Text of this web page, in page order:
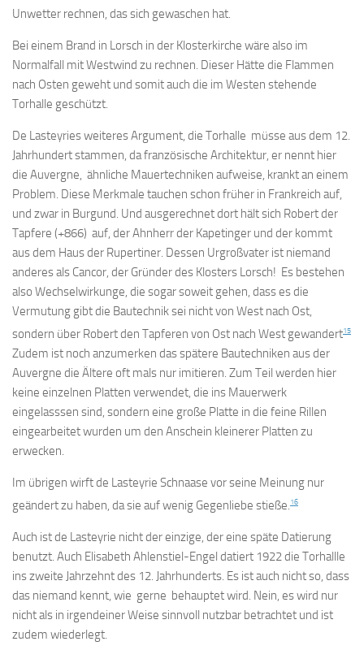
Unwetter rechnen, das sich gewaschen hat.
Bei einem Brand in Lorsch in der Klosterkirche wäre also im
Normalfall mit Westwind zu rechnen. Dieser Hätte die Flammen
nach Osten geweht und somit auch die im Westen stehende
Torhalle geschützt.
De Lasteyries weiteres Argument, die Torhalle müsse aus dem 12.
Jahrhundert stammen, da französische Architektur, er nennt hier
die Auvergne, ähnliche Mauertechniken aufweise, krankt an einem
Problem. Diese Merkmale tauchen schon früher in Frankreich auf,
und zwar in Burgund. Und ausgerechnet dort hält sich Robert der
Tapfere (+866) auf, der Ahnherr der Kapetinger und der kommt
aus dem Haus der Rupertiner. Dessen Urgroßvater ist niemand
anderes als Cancor, der Gründer des Klosters Lorsch! Es bestehen
also Wechselwirkunge, die sogar soweit gehen, dass es die
Vermutung gibt die Bautechnik sei nicht von West nach Ost,
sondern über Robert den Tapferen von Ost nach West gewandert15
Zudem ist noch anzumerken das spätere Bautechniken aus der
Auvergne die Ältere oft mals nur imitieren. Zum Teil werden hier
keine einzelnen Platten verwendet, die ins Mauerwerk
eingelasssen sind, sondern eine große Platte in die feine Rillen
eingearbeitet wurden um den Anschein kleinerer Platten zu
erwecken.
Im übrigen wirft de Lasteyrie Schnaase vor seine Meinung nur
geändert zu haben, da sie auf wenig Gegenliebe stieße.16
Auch ist de Lasteyrie nicht der einzige, der eine späte Datierung
benutzt. Auch Elisabeth Ahlenstiel-Engel datiert 1922 die Torhallle
ins zweite Jahrzehnt des 12. Jahrhunderts. Es ist auch nicht so, dass
das niemand kennt, wie gerne behauptet wird. Nein, es wird nur
nicht als in irgendeiner Weise sinnvoll nutzbar betrachtet und ist
zudem wiederlegt.